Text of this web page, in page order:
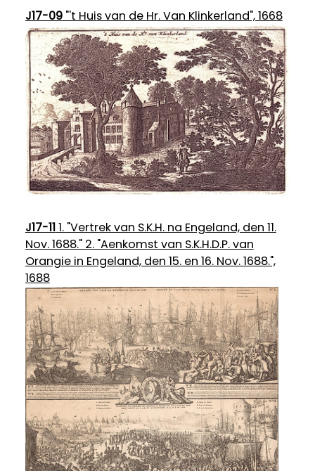
J17-09"'t Huis van de Hr. Van Klinkerland", 1668
J17-111. "Vertrek van S.K.H. na Engeland, den 11.
Nov. 1688." 2. "Aenkomst van S.K.H.D.P. van
Orangie in Engeland, den 15. en 16. Nov. 1688.",
1688